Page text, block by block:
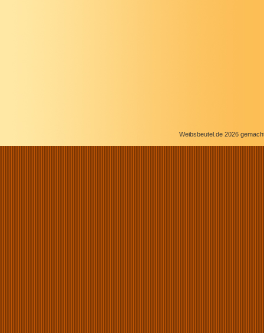
Weibsbeutel.de 2026